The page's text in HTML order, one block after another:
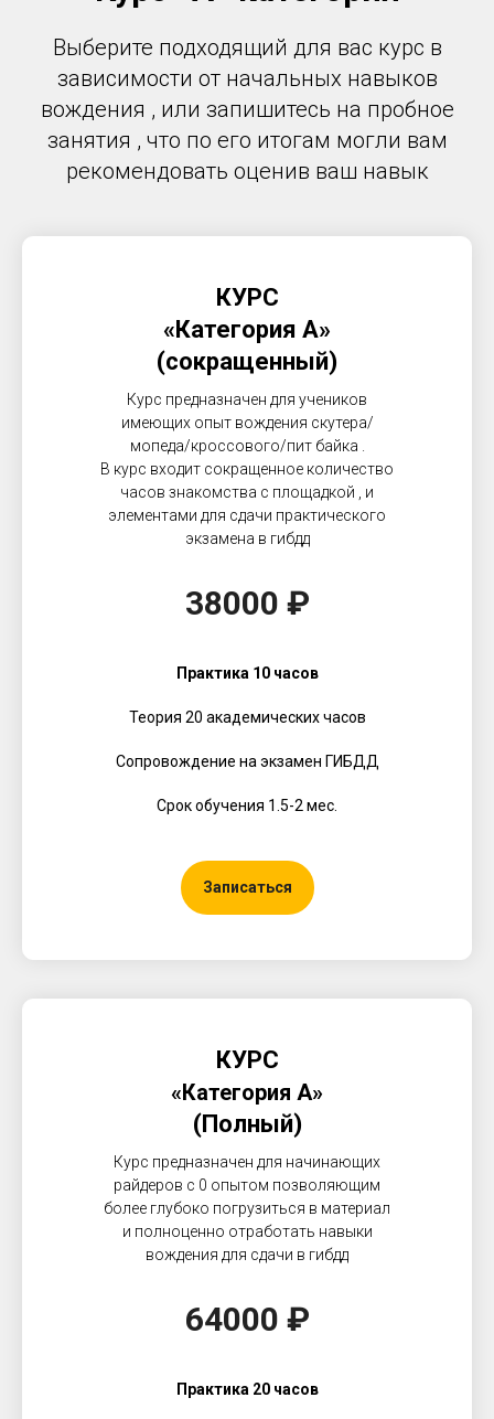
Выберите подходящий для вас курс в
зависимости от начальных навыков
вождения , или запишитесь на пробное
занятия , что по его итогам могли вам
рекомендовать оценив ваш навык
КУРС
«Категория А»
(сокращенный)
Курс предназначен для учеников
имеющих опыт вождения скутера/
мопеда/кроссового/пит байка .
В курс входит сокращенное количество
часов знакомства с площадкой , и
элементами для сдачи практического
экзамена в гибдд
38000 ₽
Практика 10 часов
Теория 20 академических часов
Сопровождение на экзамен ГИБДД
Срок обучения 1.5-2 мес.
Записаться
КУРС
«Категория А»
(Полный)
Курс предназначен для начинающих
райдеров с 0 опытом позволяющим
более глубоко погрузиться в материал
и полноценно отработать навыки
вождения для сдачи в гибдд
64000 ₽
Практика 20 часов